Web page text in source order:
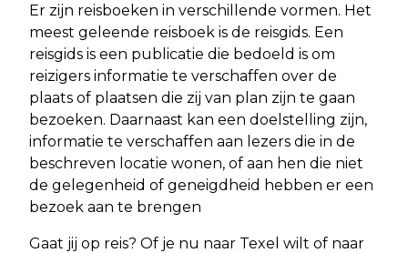
Er zijn reisboeken in verschillende vormen. Het
meest geleende reisboek is de reisgids. Een
reisgids is een publicatie die bedoeld is om
reizigers informatie te verschaffen over de
plaats of plaatsen die zij van plan zijn te gaan
bezoeken. Daarnaast kan een doelstelling zijn,
informatie te verschaffen aan lezers die in de
beschreven locatie wonen, of aan hen die niet
de gelegenheid of geneigdheid hebben er een
bezoek aan te brengen
Gaat jij op reis? Of je nu naar Texel wilt of naar